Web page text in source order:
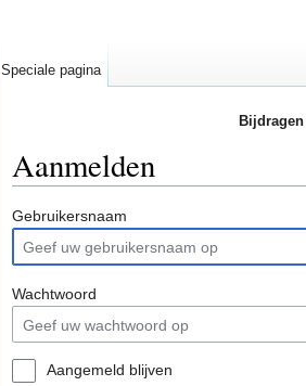
Aanmelden
Gebruikersnaam
Wachtwoord
Aangemeld blijven
Speciale pagina